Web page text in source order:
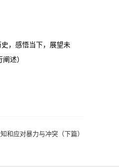
，感悟当下，展望未
述）
和应对暴力与冲突（下篇）